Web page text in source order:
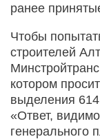
ранее
Чтобы
строителей
котором
выделения
«Ответ,
генерального